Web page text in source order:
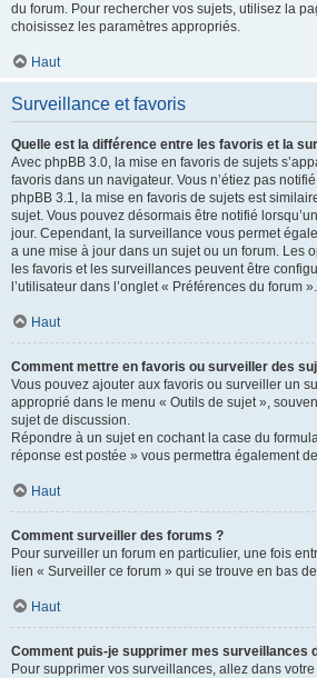
du forum. Pour rechercher vos sujets, utilisez la
choisissez les paramètres appropriés.
Haut
Surveillance et favoris
Quelle est la différence entre les favoris et la
Avec phpBB 3.0, la mise en favoris de sujets
favoris dans un navigateur. Vous n’étiez pas
phpBB 3.1, la mise en favoris de sujets est
sujet. Vous pouvez désormais être notifié
jour. Cependant, la surveillance vous permet
a une mise à jour dans un sujet ou un forum. Les
les favoris et les surveillances peuvent être
l’utilisateur dans l’onglet « Préférences du forum ».
Haut
Comment mettre en favoris ou surveiller des
Vous pouvez ajouter aux favoris ou surveiller un
approprié dans le menu « Outils de sujet »,
sujet de discussion.
Répondre à un sujet en cochant la case du
réponse est postée » vous permettra également
Haut
Comment surveiller des forums ?
Pour surveiller un forum en particulier, une fois
lien « Surveiller ce forum » qui se trouve en bas
Haut
Comment puis-je supprimer mes surveillances
Pour supprimer vos surveillances, allez dans